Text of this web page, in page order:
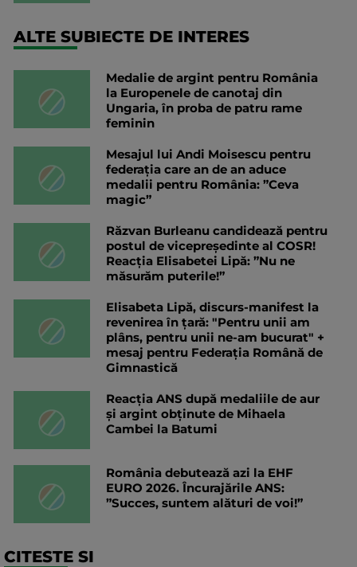
ALTE SUBIECTE DE INTERES
Medalie de argint pentru România
la Europenele de canotaj din
Ungaria, în proba de patru rame
feminin
Mesajul lui Andi Moisescu pentru
federația care an de an aduce
medalii pentru România: ”Ceva
magic”
Răzvan Burleanu candidează pentru
postul de vicepreședinte al COSR!
Reacția Elisabetei Lipă: ”Nu ne
măsurăm puterile!”
Elisabeta Lipă, discurs-manifest la
revenirea în țară: "Pentru unii am
plâns, pentru unii ne-am bucurat" +
mesaj pentru Federația Română de
Gimnastică
Reacția ANS după medaliile de aur
și argint obținute de Mihaela
Cambei la Batumi
România debutează azi la EHF
EURO 2026. Încurajările ANS:
”Succes, suntem alături de voi!”
CITESTE SI